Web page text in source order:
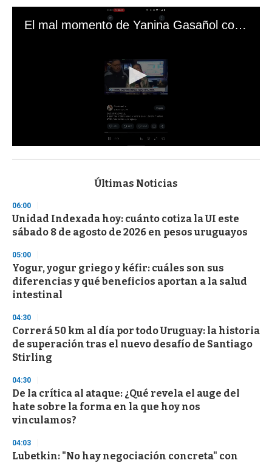
El mal momento de Yanina Gasañol con un hincha argentino en "Subrayado"
s
d
s
o
f
3
s
e
c
o
d
s
Últimas Noticias
06:00
Unidad Indexada hoy: cuánto cotiza la UI este
sábado 8 de agosto de 2026 en pesos uruguayos
05:00
Yogur, yogur griego y kéfir: cuáles son sus
diferencias y qué beneficios aportan a la salud
intestinal
04:30
Correrá 50 km al día por todo Uruguay: la historia
de superación tras el nuevo desafío de Santiago
Stirling
04:30
De la crítica al ataque: ¿Qué revela el auge del
hate sobre la forma en la que hoy nos
vinculamos?
04:03
Lubetkin: "No hay negociación concreta" con